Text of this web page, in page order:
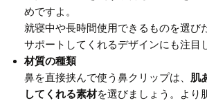
めですよ。
就寝中や長時間使用できるものを選び
サポートしてくれるデザインにも注目
材質の種類
鼻を直接挟んで使う鼻クリップは、 肌
してくれる素材を選びましょう。より